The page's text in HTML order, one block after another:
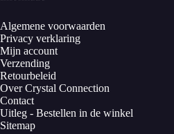
Algemene voorwaarden
Privacy verklaring
Mijn account
Verzending
Retourbeleid
Over Crystal Connection
Contact
Uitleg - Bestellen in de winkel
Sitemap